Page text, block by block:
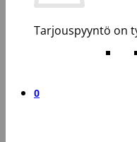
Tarjouspyyntö on
0